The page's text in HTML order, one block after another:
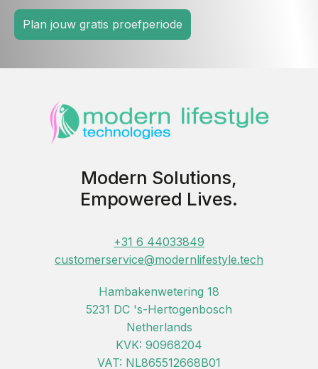
Plan jouw gratis proefperiode
Modern Solutions,
Empowered Lives.
+31 6 44033849
customerservice@modernlifestyle.tech
Hambakenwetering 18
5231 DC 's-Hertogenbosch
Netherlands
KVK: 90968204
VAT: NL865512668B01